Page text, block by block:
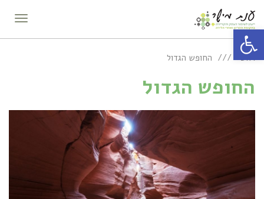
פתח סרגל נגישות
ראשי החופש הגדול
החופש הגדול